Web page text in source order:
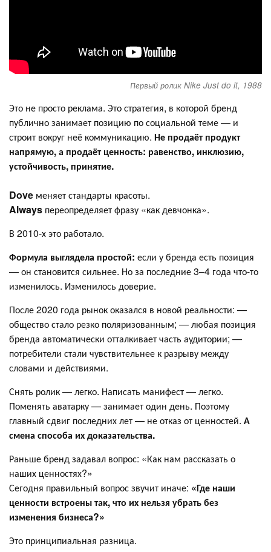
Первый ролик Nike Just do it, 1988
Это не просто реклама. Это стратегия, в которой бренд
публично занимает позицию по социальной теме — и
строит вокруг неё коммуникацию. Не продаёт продукт
напрямую, а продаёт ценность: равенство, инклюзию,
устойчивость, принятие.
Dove меняет стандарты красоты.
Always переопределяет фразу «как девчонка».
В 2010-х это работало.
Формула выглядела простой: если у бренда есть позиция
— он становится сильнее. Но за последние 3–4 года что-то
изменилось. Изменилось доверие.
После 2020 года рынок оказался в новой реальности: —
общество стало резко поляризованным; — любая позиция
бренда автоматически отталкивает часть аудитории; —
потребители стали чувствительнее к разрыву между
словами и действиями.
Снять ролик — легко. Написать манифест — легко.
Поменять аватарку — занимает один день. Поэтому
главный сдвиг последних лет — не отказ от ценностей. А
смена способа их доказательства.
Раньше бренд задавал вопрос: «Как нам рассказать о
наших ценностях?»
Сегодня правильный вопрос звучит иначе: «Где наши
ценности встроены так, что их нельзя убрать без
изменения бизнеса?»
Это принципиальная разница.